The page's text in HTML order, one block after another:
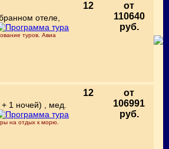
отеле,
туров. Авиа
12
от
110640
руб.
1 ночей) , мед.
на отдых к морю.
12
от
106991
руб.